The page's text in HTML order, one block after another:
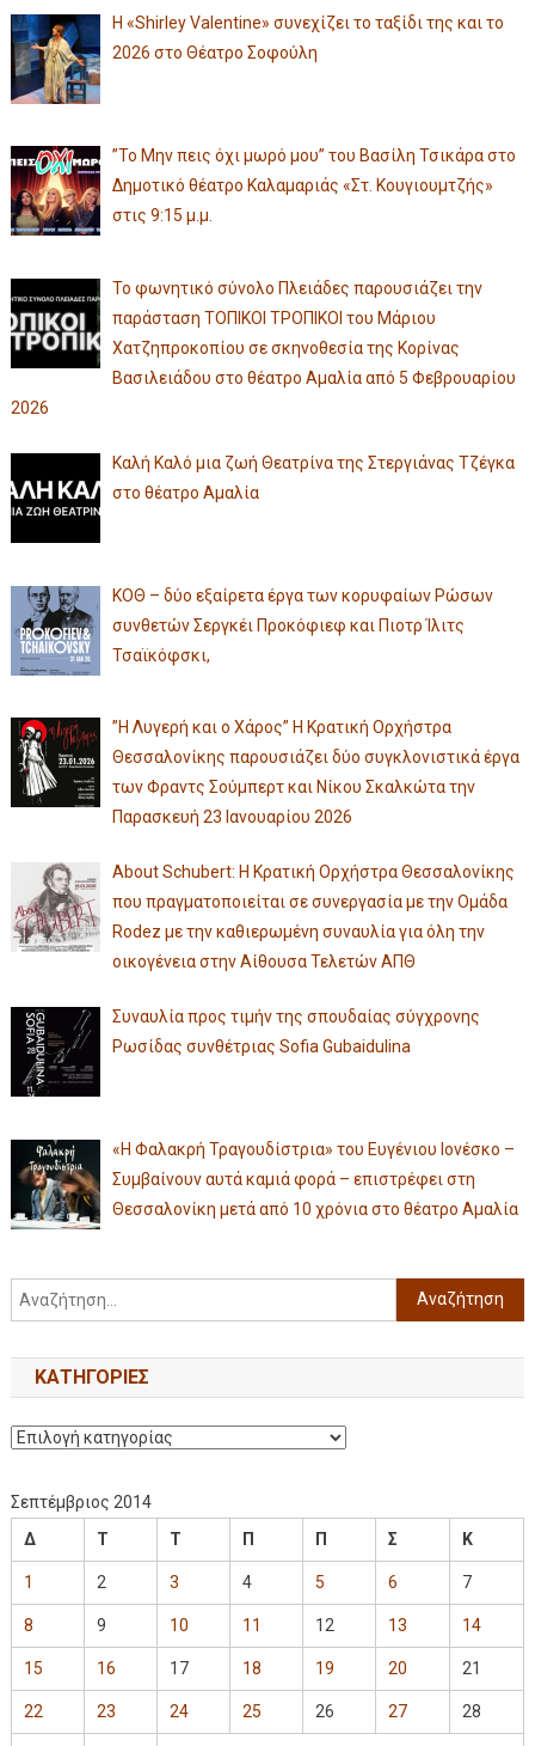
Η «Shirley Valentine» συνεχίζει το ταξίδι της και το
2026 στο Θέατρο Σοφούλη
”Το Μην πεις όχι μωρό μου” του Βασίλη Τσικάρα στο
Δημοτικό θέατρο Καλαμαριάς «Στ. Κουγιουμτζής»
στις 9:15 μ.μ.
Το φωνητικό σύνολο Πλειάδες παρουσιάζει την
παράσταση ΤΟΠΙΚΟΙ ΤΡΟΠΙΚΟΙ του Μάριου
Χατζηπροκοπίου σε σκηνοθεσία της Κορίνας
Βασιλειάδου στο θέατρο Αμαλία από 5 Φεβρουαρίου
2026
Καλή Καλό μια ζωή Θεατρίνα της Στεργιάνας Τζέγκα
στο θέατρο Αμαλία
ΚΟΘ – δύο εξαίρετα έργα των κορυφαίων Ρώσων
συνθετών Σεργκέι Προκόφιεφ και Πιοτρ Ίλιτς
Τσαϊκόφσκι,
”Η Λυγερή και ο Χάρος” Η Κρατική Ορχήστρα
Θεσσαλονίκης παρουσιάζει δύο συγκλονιστικά έργα
των Φραντς Σούμπερτ και Νίκου Σκαλκώτα την
Παρασκευή 23 Ιανουαρίου 2026
About Schubert: Η Κρατική Ορχήστρα Θεσσαλονίκης
που πραγματοποιείται σε συνεργασία με την Ομάδα
Rodez με την καθιερωμένη συναυλία για όλη την
οικογένεια στην Αίθουσα Τελετών ΑΠΘ
Συναυλία προς τιμήν της σπουδαίας σύγχρονης
Ρωσίδας συνθέτριας Sofia Gubaidulina
«Η Φαλακρή Τραγουδίστρια» του Ευγένιου Ιονέσκο –
Συμβαίνουν αυτά καμιά φορά – επιστρέφει στη
Θεσσαλονίκη μετά από 10 χρόνια στο θέατρο Αμαλία
KΑΤΗΓΟΡΊΕΣ
Σεπτέμβριος 2014
Δ
Τ Τ Π Π Σ Κ
1 2 3 4 5 6 7
8 9 10 11 12 13 14
15 16 17 18 19 20 21
22 23 24 25 26 27 28